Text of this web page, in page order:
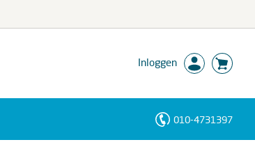
Inloggen
010-4731397